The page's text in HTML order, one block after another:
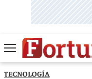
TECNOLOGÍA